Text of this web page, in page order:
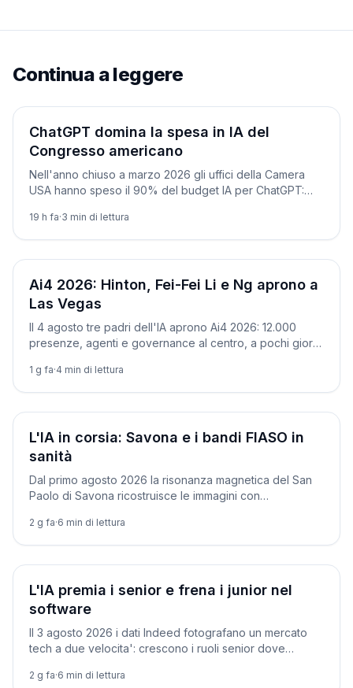
Continua a leggere
Società
ChatGPT domina la spesa in IA del
Congresso americano
Nell'anno chiuso a marzo 2026 gli uffici della Camera
USA hanno speso il 90% del budget IA per ChatGPT:
19 h fa·3 min di lettura
Società
Ai4 2026: Hinton, Fei-Fei Li e Ng aprono a
Las Vegas
Il 4 agosto tre padri dell'IA aprono Ai4 2026: 12.000
presenze, agenti e governance al centro, a pochi giorni
1 g fa·4 min di lettura
Società
L'IA in corsia: Savona e i bandi FIASO in
sanità
Dal primo agosto 2026 la risonanza magnetica del San
Paolo di Savona ricostruisce le immagini con
raccoglie 48 startup e 68 progetti, e dal 2 agosto
scattano gli obblighi dell'AI Act. Dove l'IA aiuta davvero
2 g fa·6 min di lettura
Società
L'IA premia i senior e frena i junior nel
software
Il 3 agosto 2026 i dati Indeed fotografano un mercato
tech a due velocita': crescono i ruoli senior dove
mentre si assottigliano le posizioni entry-level. Che cosa
2 g fa·6 min di lettura